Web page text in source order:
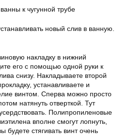
к чугунной трубе
новый слив в ванную.
накладку в нижний
его с помощью одной руки к
снизу. Накладываете второй
устанавливаете и
винтом. Сперва можно просто
натянуть отверткой. Тут
Полипропиленовые
вполне смогут лопнуть,
будете стягивать винт очень